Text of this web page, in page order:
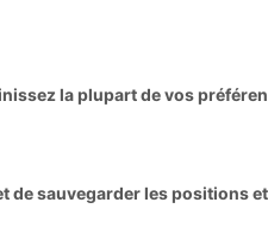
la plupart de vos
de sauvegarder les positions